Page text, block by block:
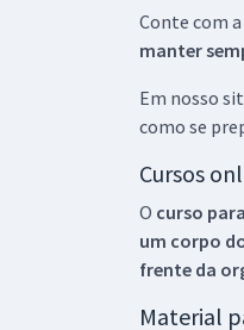
Conte com
manter
Em nosso
como se
Cursos
O curso
um corpo
frente da
Material